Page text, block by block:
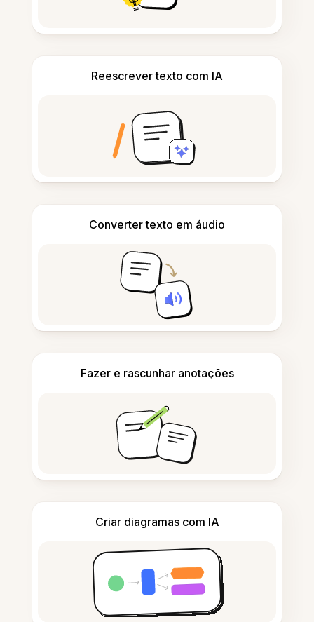
Reescrever texto com IA
Converter texto em áudio
Fazer e rascunhar anotações
Criar diagramas com IA